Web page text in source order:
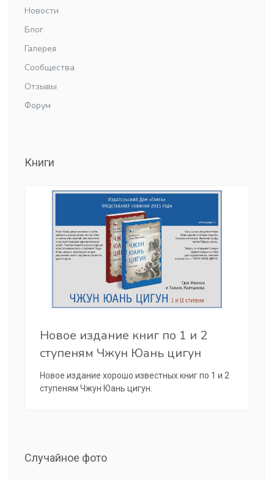
Новости
Блог
Галерея
Сообщества
Отзывы
Форум
Книги
Новое издание книг по 1 и 2
ступеням Чжун Юань цигун
Новое издание хорошо известных книг по 1 и 2
ступеням Чжун Юань цигун.
Случайное фото